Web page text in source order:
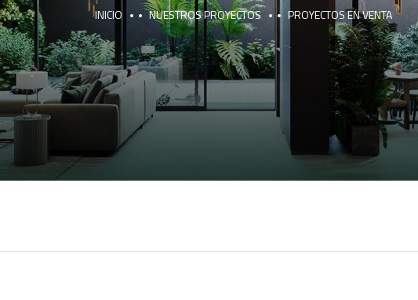
INICIO NUESTROS PROYECTOS PROYECTOS EN VENTA